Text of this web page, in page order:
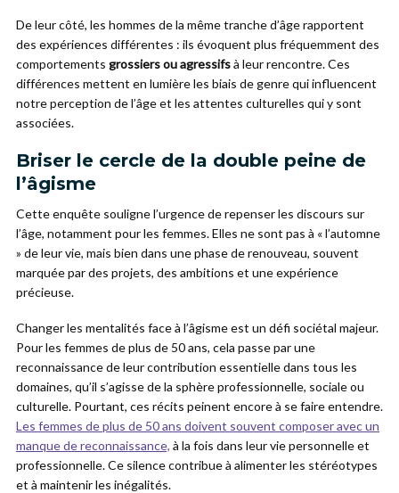
De leur côté, les hommes de la même tranche d’âge rapportent
des expériences différentes : ils évoquent plus fréquemment des
comportements grossiers ou agressifsà leur rencontre. Ces
différences mettent en lumière les biais de genre qui influencent
notre perception de l’âge et les attentes culturelles qui y sont
associées.
Briser le cercle de la double peine de
l’âgisme
Cette enquête souligne l’urgence de repenser les discours sur
l’âge, notamment pour les femmes. Elles ne sont pas à « l’automne
» de leur vie, mais bien dans une phase de renouveau, souvent
marquée par des projets, des ambitions et une expérience
précieuse.
Changer les mentalités face à l’âgisme est un défi sociétal majeur.
Pour les femmes de plus de 50 ans, cela passe par une
reconnaissance de leur contribution essentielle dans tous les
domaines, qu’il s’agisse de la sphère professionnelle, sociale ou
culturelle. Pourtant, ces récits peinent encore à se faire entendre.
Les femmes de plus de 50 ans doivent souvent composer avec un
manque de reconnaissance, à la fois dans leur vie personnelle et
professionnelle. Ce silence contribue à alimenter les stéréotypes
et à maintenir les inégalités.